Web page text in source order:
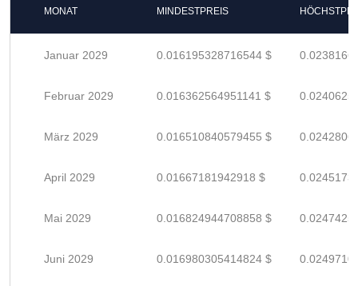
MONAT MINDESTPREIS
Januar 2029 0.016195328716544 $
Februar 2029 0.016362564951141 $
März 2029 0.016510840579455 $
April 2029 0.01667181942918 $
Mai 2029 0.016824944708858 $
Juni 2029 0.016980305414824 $